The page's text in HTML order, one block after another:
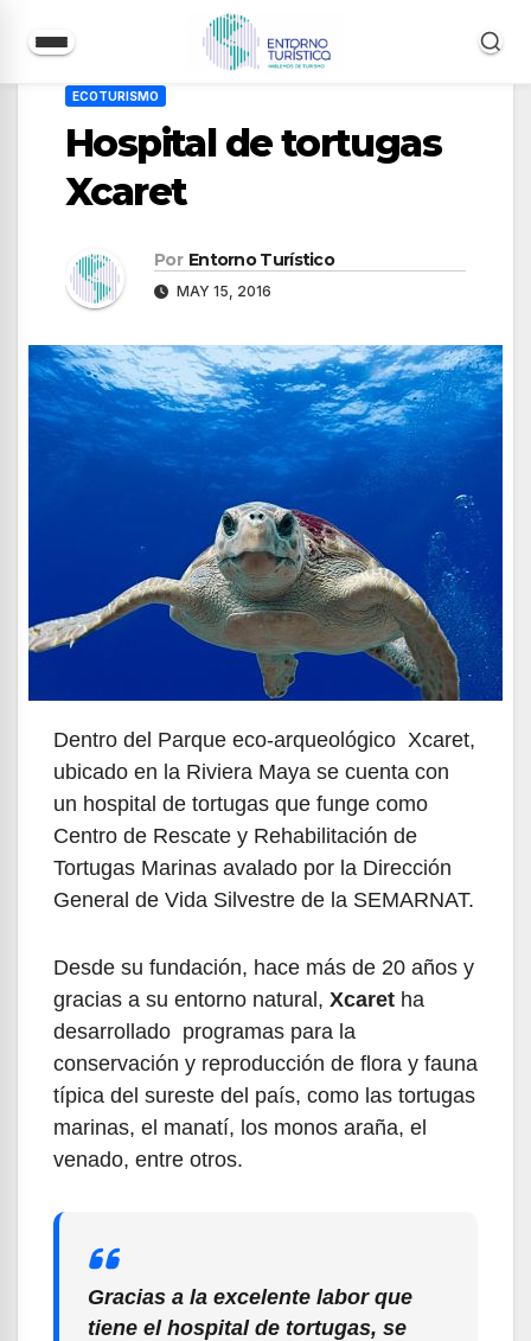
contenido
ECOTURISMO
Hospital de tortugas
Xcaret
Por Entorno Turístico
MAY 15, 2016
Dentro del Parque eco-arqueológico Xcaret,
ubicado en la Riviera Maya se cuenta con
un hospital de tortugas que funge como
Centro de Rescate y Rehabilitación de
Tortugas Marinas avalado por la Dirección
General de Vida Silvestre de la SEMARNAT.
Desde su fundación, hace más de 20 años y
gracias a su entorno natural, Xcaret ha
desarrollado programas para la
conservación y reproducción de flora y fauna
típica del sureste del país, como las tortugas
marinas, el manatí, los monos araña, el
venado, entre otros.
Gracias a la excelente labor que
tiene el hospital de tortugas, se